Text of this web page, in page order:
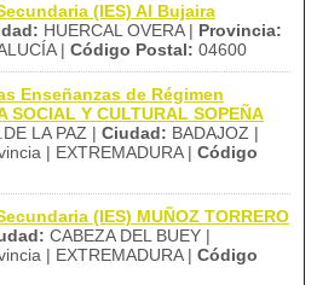
(IES) Al Bujaira
HUERCAL OVERA | Provincia:
| Código Postal: 04600
Enseñanzas de Régimen
SOCIAL Y CULTURAL SOPEÑA
LA PAZ | Ciudad: BADAJOZ |
| EXTREMADURA | Código
(IES) MUÑOZ TORRERO
CABEZA DEL BUEY |
| EXTREMADURA | Código